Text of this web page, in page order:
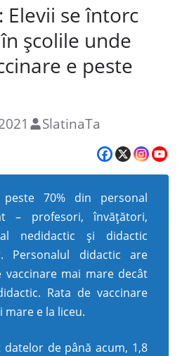
Elevii se întorc
școlile unde
e peste
SlatinaTa
peste 70% din personal
– profesori, învățători,
nedidactic și didactic
Personalul didactic are
vaccinare mai mare decât
Rata de vaccinare
mare e la liceu.
datelor de până acum, 1,8